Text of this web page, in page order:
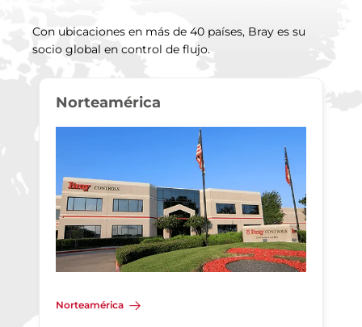
Con ubicaciones en más de 40 países, Bray es su
socio global en control de flujo.
Norteamérica
Norteamérica